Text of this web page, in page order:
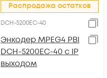
Распродажа остатков
DCH-5200EC-40
Энкодер MPEG4 PBI
DCH-5200EC-40 с IP
выходом